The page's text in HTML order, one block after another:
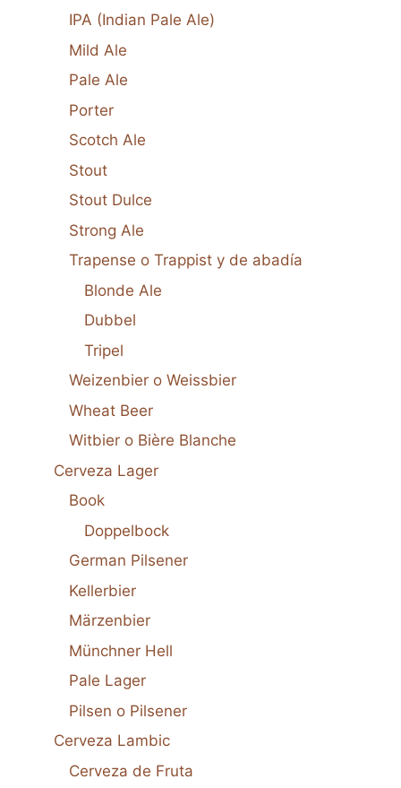
IPA (Indian Pale Ale)
Mild Ale
Pale Ale
Porter
Scotch Ale
Stout
Stout Dulce
Strong Ale
Trapense o Trappist y de abadía
Blonde Ale
Dubbel
Tripel
Weizenbier o Weissbier
Wheat Beer
Witbier o Bière Blanche
Cerveza Lager
Book
Doppelbock
German Pilsener
Kellerbier
Märzenbier
Münchner Hell
Pale Lager
Pilsen o Pilsener
Cerveza Lambic
Cerveza de Fruta